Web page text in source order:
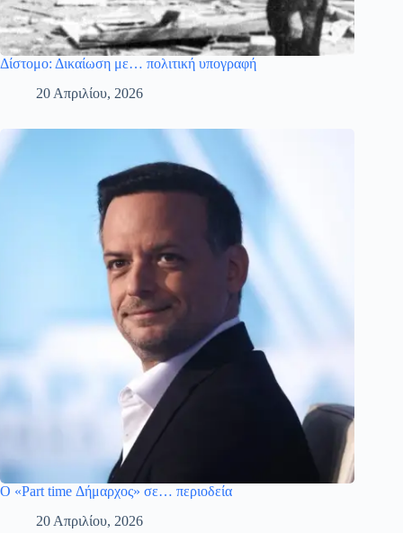
Δίστομο: Δικαίωση με… πολιτική υπογραφή
20 Απριλίου, 2026
Ο «Part time Δήμαρχος» σε… περιοδεία
20 Απριλίου, 2026